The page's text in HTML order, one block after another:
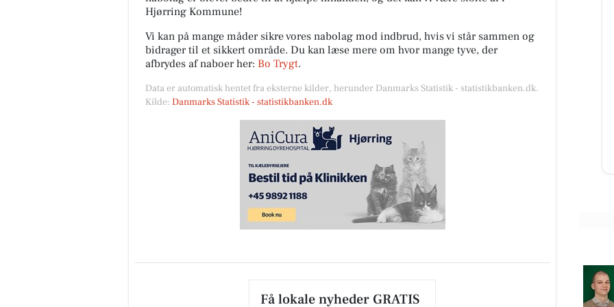
Hjørring Kommune!
Vi kan på mange måder sikre vores nabolag mod indbrud, hvis vi står sammen og
bidrager til et sikkert område. Du kan læse mere om hvor mange tyve, der
afbrydes af naboer her: Bo Trygt.
Data er automatisk hentet fra eksterne kilder, herunder Danmarks Statistik - statistikbanken.dk.
Kilde: Danmarks Statistik - statistikbanken.dk
Få lokale nyheder GRATIS
Skjoldager Dræn- &
Entreprenørforrentning
ApS
denne uge 😬 Men der er kørt lidt
korn og containere, grus sand mm.
🚛💨💨 Slamsugere...
✅✅Pr. Kasse 69,95.-✅✅ ‼‼En
VÆLG MELLEM 4 VARIANTER:
Åbn opslaget